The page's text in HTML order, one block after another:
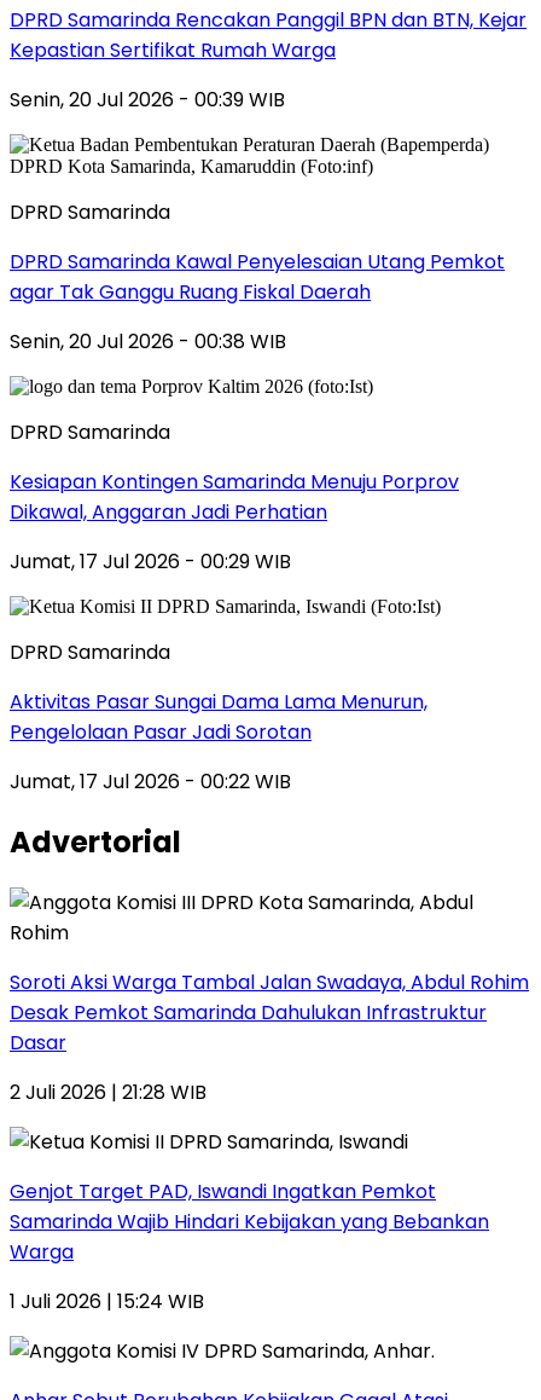
DPRD Samarinda Rencakan Panggil BPN dan BTN, Kejar
Kepastian Sertifikat Rumah Warga
Senin, 20 Jul 2026 - 00:39 WIB
DPRD Samarinda
DPRD Samarinda Kawal Penyelesaian Utang Pemkot
agar Tak Ganggu Ruang Fiskal Daerah
Senin, 20 Jul 2026 - 00:38 WIB
DPRD Samarinda
Kesiapan Kontingen Samarinda Menuju Porprov
Dikawal, Anggaran Jadi Perhatian
Jumat, 17 Jul 2026 - 00:29 WIB
DPRD Samarinda
Aktivitas Pasar Sungai Dama Lama Menurun,
Pengelolaan Pasar Jadi Sorotan
Jumat, 17 Jul 2026 - 00:22 WIB
Advertorial
Soroti Aksi Warga Tambal Jalan Swadaya, Abdul Rohim
Desak Pemkot Samarinda Dahulukan Infrastruktur
Dasar
2 Juli 2026 | 21:28 WIB
Genjot Target PAD, Iswandi Ingatkan Pemkot
Samarinda Wajib Hindari Kebijakan yang Bebankan
Warga
1 Juli 2026 | 15:24 WIB